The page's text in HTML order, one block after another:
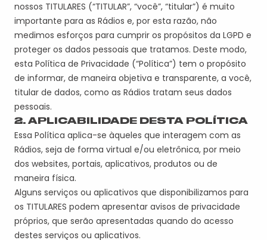
nossos TITULARES (“TITULAR”, “você”, “titular”) é muito
importante para as Rádios e, por esta razão, não
medimos esforços para cumprir os propósitos da LGPD e
proteger os dados pessoais que tratamos. Deste modo,
esta Política de Privacidade (“Política”) tem o propósito
de informar, de maneira objetiva e transparente, a você,
titular de dados, como as Rádios tratam seus dados
pessoais.
2. APLICABILIDADE DESTA POLÍTICA
Essa Política aplica-se àqueles que interagem com as
Rádios, seja de forma virtual e/ou eletrônica, por meio
dos websites, portais, aplicativos, produtos ou de
maneira física.
Alguns serviços ou aplicativos que disponibilizamos para
os TITULARES podem apresentar avisos de privacidade
próprios, que serão apresentadas quando do acesso
destes serviços ou aplicativos.